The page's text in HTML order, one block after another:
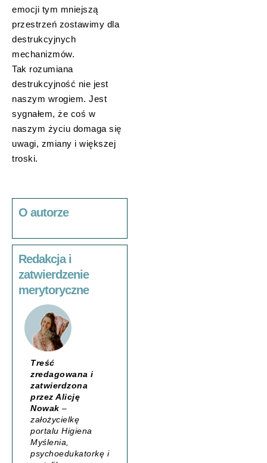
emocji tym mniejszą
przestrzeń zostawimy dla
destrukcyjnych
mechanizmów.
Tak rozumiana
destrukcyjność nie jest
naszym wrogiem. Jest
sygnałem, że coś w
naszym życiu domaga się
uwagi, zmiany i większej
troski.
O autorze
Redakcja i
zatwierdzenie
merytoryczne
Treść
zredagowana i
zatwierdzona
przez Alicję
Nowak –
założycielkę
portalu Higiena
Myślenia
psychoedukatorkę i